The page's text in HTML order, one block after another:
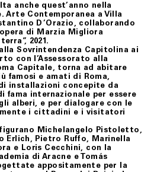
quanto stabilito al precedente
soltanto dopo aver verificato
i restituiti, Fondazione
del loro prezzo, mediante
sulla carta di credito
tempo possibile e,
quattordici (14) giorni dal
delle condizioni e modalità
nel presente articolo, il
efficace, pertanto, il Cliente
da Fondazione Merz che, se
al Cliente addebitando
anche quest’anno nella
Arte Contemporanea a Villa
D’Orazio, collaborando
di Marzia Migliora
2021.
Sovrintendenza Capitolina ai
con l’Assessorato alla
Capitale, torna ad abitare
famosi e amati di Roma,
installazioni concepite da
internazionale per essere
alberi, e per dialogare con le
i cittadini e i visitatori
Michelangelo Pistoletto,
Erlich, Pietro Ruffo, Marinella
e Loris Cecchini, con la
di Aracne e Tomás
appositamente per la